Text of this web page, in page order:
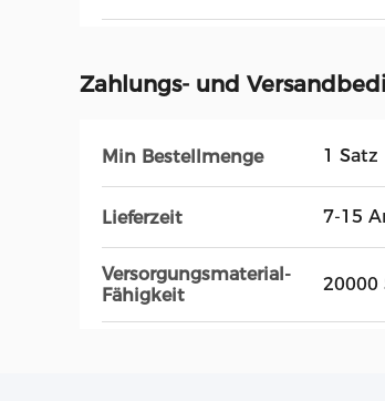
Zahlungs- und
Min Bestellmenge 1 Satz
Lieferzeit 7-15
Versorgungsmaterial-
Fähigkeit
20000